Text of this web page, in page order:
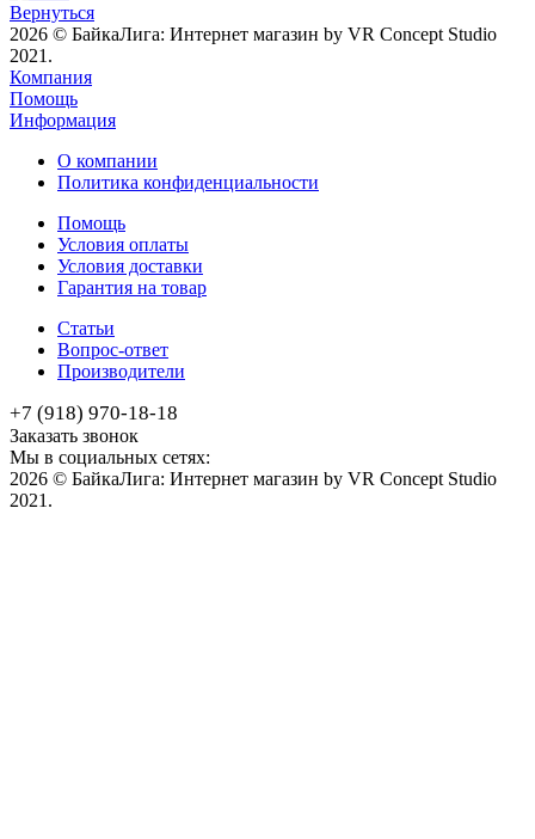
Вернуться
2026 © БайкаЛига: Интернет магазин by VR Concept Studio
2021.
Компания
Помощь
Информация
О компании
Политика конфиденциальности
Помощь
Условия оплаты
Условия доставки
Гарантия на товар
Статьи
Вопрос-ответ
Производители
+7 (918) 970-18-18
Заказать звонок
Мы в социальных сетях:
2026 © БайкаЛига: Интернет магазин by VR Concept Studio
2021.